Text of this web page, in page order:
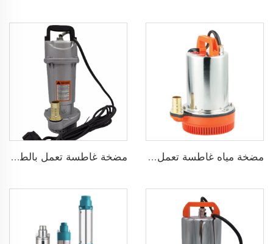
مضخة مياه غاطسة تعمل بجهد 24 فولت DC مضخة غاطسة تعمل بالطاقة الشمسية لآبار المياه العميقة DC